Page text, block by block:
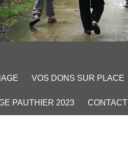
VOS DONS SUR PLACE
PAUTHIER 2023 CONTACT